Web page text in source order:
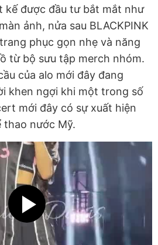
kế được đầu tư bắt mắt như
ảnh, nửa sau BLACKPINK
phục gọn nhẹ và năng
từ bộ sưu tập merch nhóm.
của alo mới đây đang
khen ngợi khi một trong số
mới đây có sự xuất hiện
thao nước Mỹ.